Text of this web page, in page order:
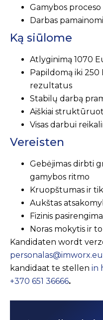
Gamybos
Darbas
Ką siūlome
Atlyginimą 1070
Papildomą iki
rezultatus
Stabilų darbą
Aiškiai
Visas darbui
Vereisten
Gebėjimas dirbti
gamybos ritmo
Kruopštumas ir
Aukštas
Fizinis
Noras mokytis ir
Kandidaten wordt
personalas@imworx.eu
kandidaat te stellen in
+370 651 36666.